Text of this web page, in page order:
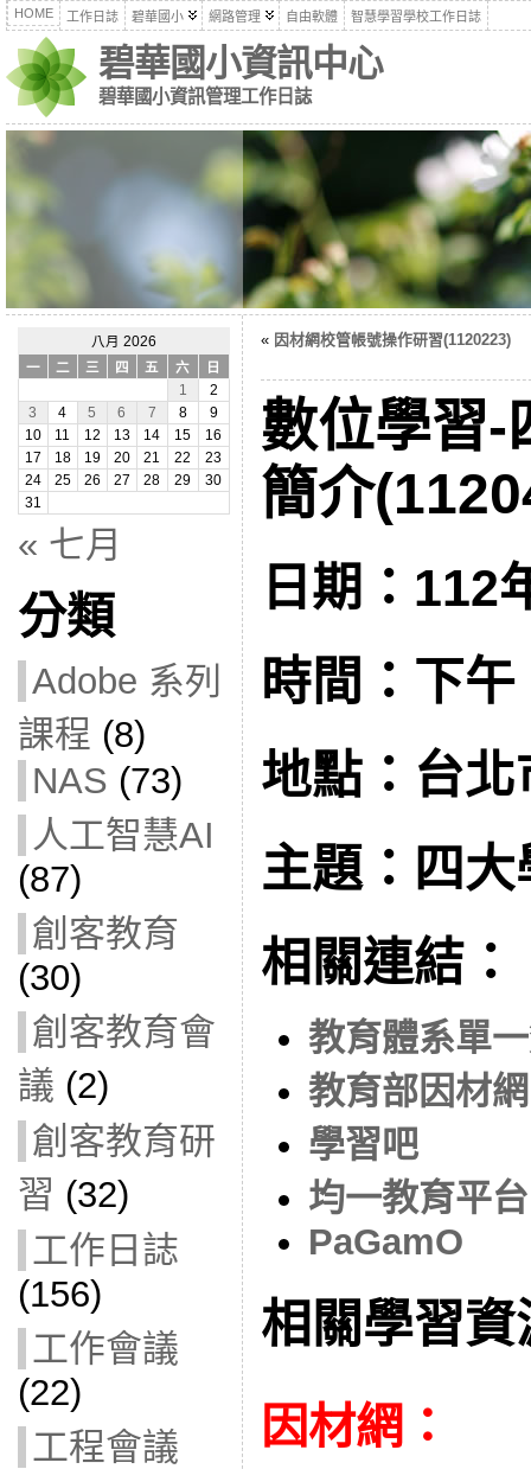
HOME 工作日誌 碧華國小 網路管理 自由軟體 智慧學習學校工作日誌
碧華國小資訊中心
碧華國小資訊管理工作日誌
八月 2026
一
二 三 四 五 六
日
1
2
3
4 5 6 7 8
9
10
11 12 13 14 15
16
17
18 19 20 21 22
23
24
25 26 27 28 29
30
31
« 七月
分類
Adobe 系列
課程 (8)
NAS (73)
人工智慧AI
(87)
創客教育
(30)
創客教育會
議 (2)
創客教育研
習 (32)
工作日誌
(156)
工作會議
(22)
工程會議
« 因材網校管帳號操作研習(1120223)
數位學習-
簡介
日期：112
時間：下
地點：台
主題：四
相關連結：
教育體系單
教育部因材網
學習吧
均一教育平台
PaGamO
相關學習資
因材網：